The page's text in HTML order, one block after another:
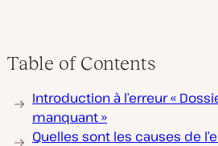
Table of Contents
Introduction à l’erreur «
manquant »
Quelles sont les causes de